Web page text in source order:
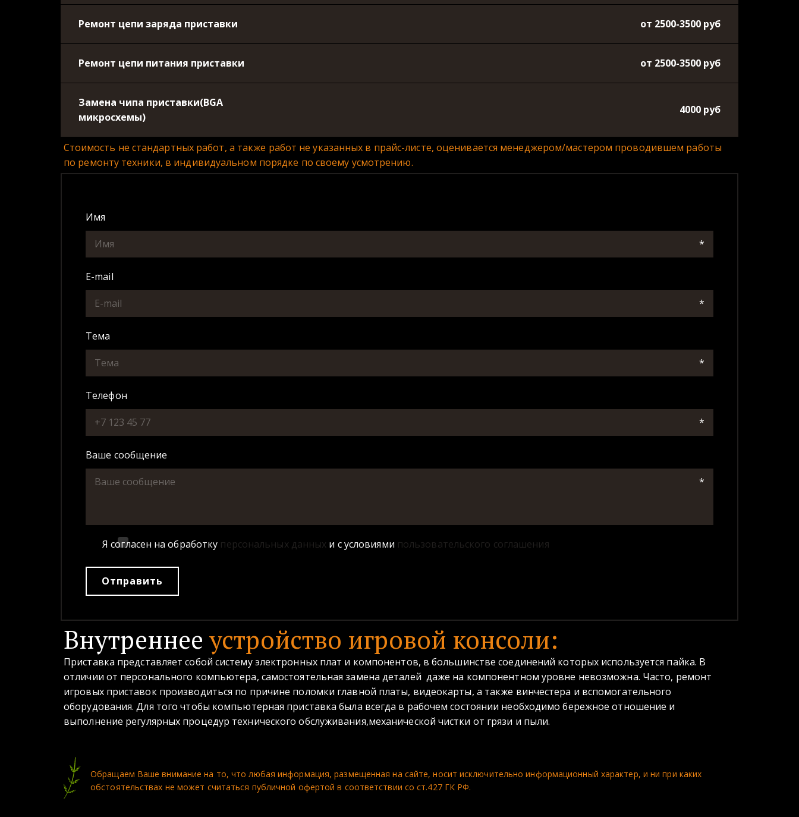
Ремонт цепи заряда приставки от 2500-3500 руб
Ремонт цепи питания приставки от 2500-3500 руб
Замена чипа приставки(BGA
микросхемы)
4000 руб
Стоимость не стандартных работ, а также работ не указанных в прайс-листе, оценивается менеджером/мастером проводившем работы
по ремонту техники, в индивидуальном порядке по своему усмотрению.
Имя
*
E-mail
*
Тема
*
Телефон
*
Ваше сообщение
*
Я согласен на обработку персональных данных и с условиями пользовательского соглашения
Отправить
Внутреннееустройство игровой консоли:
Приставка представляет собой систему электронных плат и компонентов, в большинстве соединений которых используется пайка. В
отличии от персонального компьютера, самостоятельная замена деталей даже на компонентном уровне невозможна. Часто, ремонт
игровых приставок производиться по причине поломки главной платы, видеокарты, а также винчестера и вспомогательного
оборудования. Для того чтобы компьютерная приставка была всегда в рабочем состоянии необходимо бережное отношение и
выполнение регулярных процедур технического обслуживания,механической чистки от грязи и пыли.
Обращаем Ваше внимание на то, что любая информация, размещенная на сайте, носит исключительно информационный характер, и ни при каких
обстоятельствах не может считаться публичной офертой в соответствии со ст.427 ГК РФ.